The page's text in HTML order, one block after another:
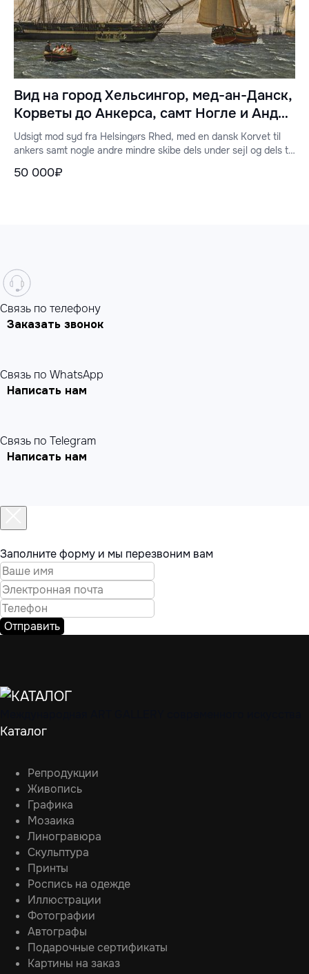
Вид на город Хельсингор, мед-ан-Данск,
Корветы до Анкерса, самт Ногле и Андре
катаются на лыжах под водой до
Анкерса (Вид на юг с рейда Эльсинора с
датским корветом на якоре и более
Udsigt mod syd fra Helsingørs Rhed, med en dansk Korvet til
ankers samt nogle andre mindre skibe dels under sejl og dels til
Danish Corvette at Anchor and Smaller Ships, Some Under Sail
50 000₽
Cвязь по телефону
Заказать звонок
Связь по WhatsApp
Написать нам
Связь по Telegram
Написать нам
Заполните форму и мы перезвоним вам
Отправить
Каталог
Репродукции
Живопись
Графика
Мозаика
Линогравюра
Скульптура
Принты
Роспись на одежде
Иллюстрации
Фотографии
Автографы
Подарочные сертификаты
Картины на заказ